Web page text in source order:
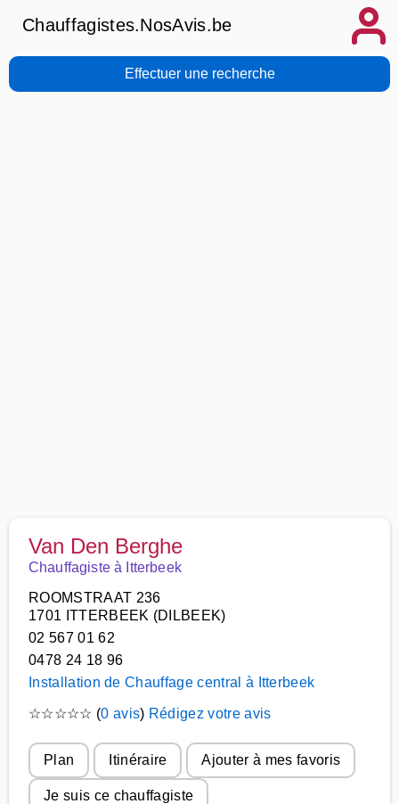
Chauffagistes.NosAvis.be
Effectuer une recherche
Van Den Berghe
Chauffagiste à Itterbeek
ROOMSTRAAT 236
1701 ITTERBEEK (DILBEEK)
02 567 01 62
0478 24 18 96
Installation de Chauffage central à Itterbeek
☆☆☆☆☆ (0 avis) Rédigez votre avis
Plan Itinéraire Ajouter à mes favoris
Je suis ce chauffagiste